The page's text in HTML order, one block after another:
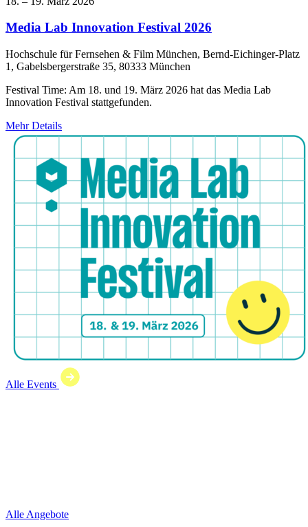
Media Lab Innovation Festival 2026
Hochschule für Fernsehen & Film München, Bernd-Eichinger-Platz
1, Gabelsbergerstraße 35, 80333 München
Festival Time: Am 18. und 19. März 2026 hat das Media Lab
Innovation Festival stattgefunden.
Mehr Details
Alle Events
Alle Angebote